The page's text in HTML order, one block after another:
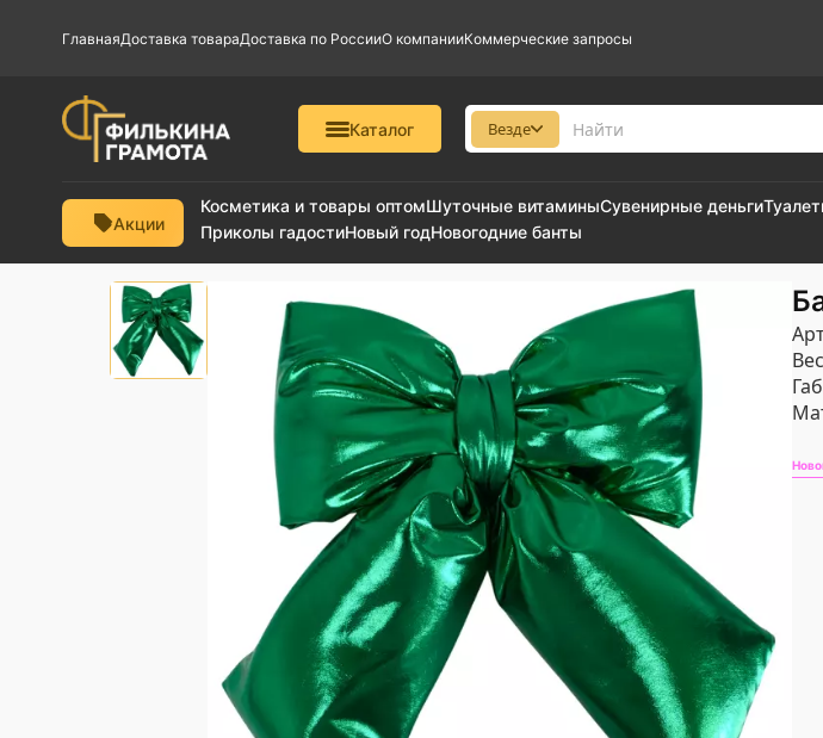
ГлавнаяДоставка товараДоставка по РоссииО компанииКоммерческие запросы
Каталог Везде
Акции
Косметика и товары оптомШуточные витаминыСувенирные деньги
Приколы гадостиНовый годНовогодние банты
Вес